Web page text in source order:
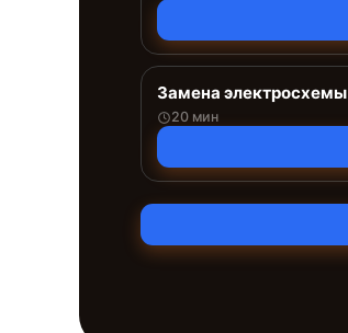
Замена электросхемы
20 мин